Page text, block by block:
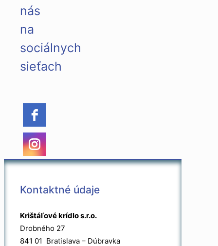
nás
na
sociálnych
sieťach
Kontaktné údaje
Krištáľové krídlo s.r.o.
Drobného 27
841 01 Bratislava – Dúbravka